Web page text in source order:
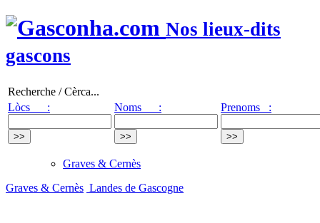
Nos lieux-dits
gascons
Recherche / Cèrca...
Lòcs :
Noms : Prenoms :
Graves & Cernès
Graves & Cernès Landes de Gascogne